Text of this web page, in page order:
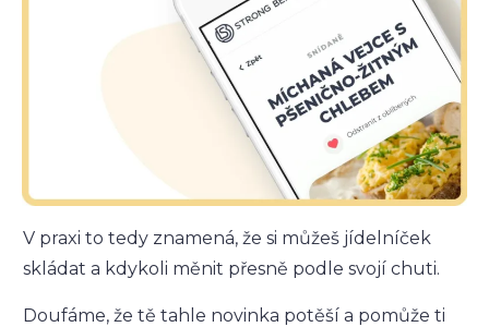
V praxi to tedy znamená, že si můžeš jídelníček
skládat a kdykoli měnit přesně podle svojí chuti.
Doufáme, že tě tahle novinka potěší a pomůže ti